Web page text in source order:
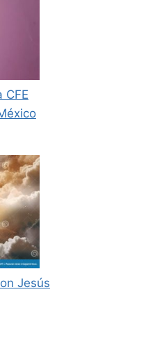
CFE
Jesús